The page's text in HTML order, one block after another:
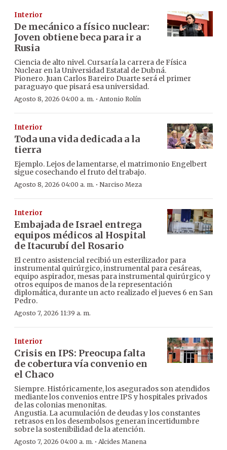
Interior
De mecánico a físico nuclear:
Joven obtiene beca para ir a
Rusia
Ciencia de alto nivel. Cursaría la carrera de Física
Nuclear en la Universidad Estatal de Dubná.
Pionero. Juan Carlos Bareiro Duarte será el primer
paraguayo que pisará esa universidad.
Agosto 8, 2026 04:00 a. m. · Antonio Rolín
Interior
Toda una vida dedicada a la
tierra
Ejemplo. Lejos de lamentarse, el matrimonio Engelbert
sigue cosechando el fruto del trabajo.
Agosto 8, 2026 04:00 a. m. · Narciso Meza
Interior
Embajada de Israel entrega
equipos médicos al Hospital
de Itacurubí del Rosario
El centro asistencial recibió un esterilizador para
instrumental quirúrgico, instrumental para cesáreas,
equipo aspirador, mesas para instrumental quirúrgico y
otros equipos de manos de la representación
diplomática, durante un acto realizado el jueves 6 en San
Pedro.
Agosto 7, 2026 11:39 a. m.
Interior
Crisis en IPS: Preocupa falta
de cobertura vía convenio en
el Chaco
Siempre. Históricamente, los asegurados son atendidos
mediante los convenios entre IPS y hospitales privados
de las colonias menonitas.
Angustia. La acumulación de deudas y los constantes
retrasos en los desembolsos generan incertidumbre
sobre la sostenibilidad de la atención.
Agosto 7, 2026 04:00 a. m. · Alcides Manena